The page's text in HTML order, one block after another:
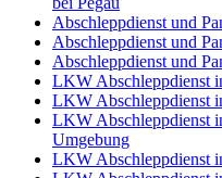
Abschleppdienst und
Abschleppdienst und
Abschleppdienst und
LKW Abschleppdienst
LKW Abschleppdienst
LKW Abschleppdienst
Umgebung
LKW Abschleppdienst